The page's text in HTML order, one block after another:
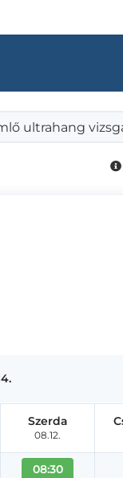
ultrahang
Szerda
08.12.
08:30